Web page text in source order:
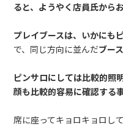
ると、ようやく店員氏から
プレイブースは、いかにも
で、同じ方向に並んだブー
ピンサロにしては比較的照
顔も比較的容易に確認する
席に座ってキョロキョロし